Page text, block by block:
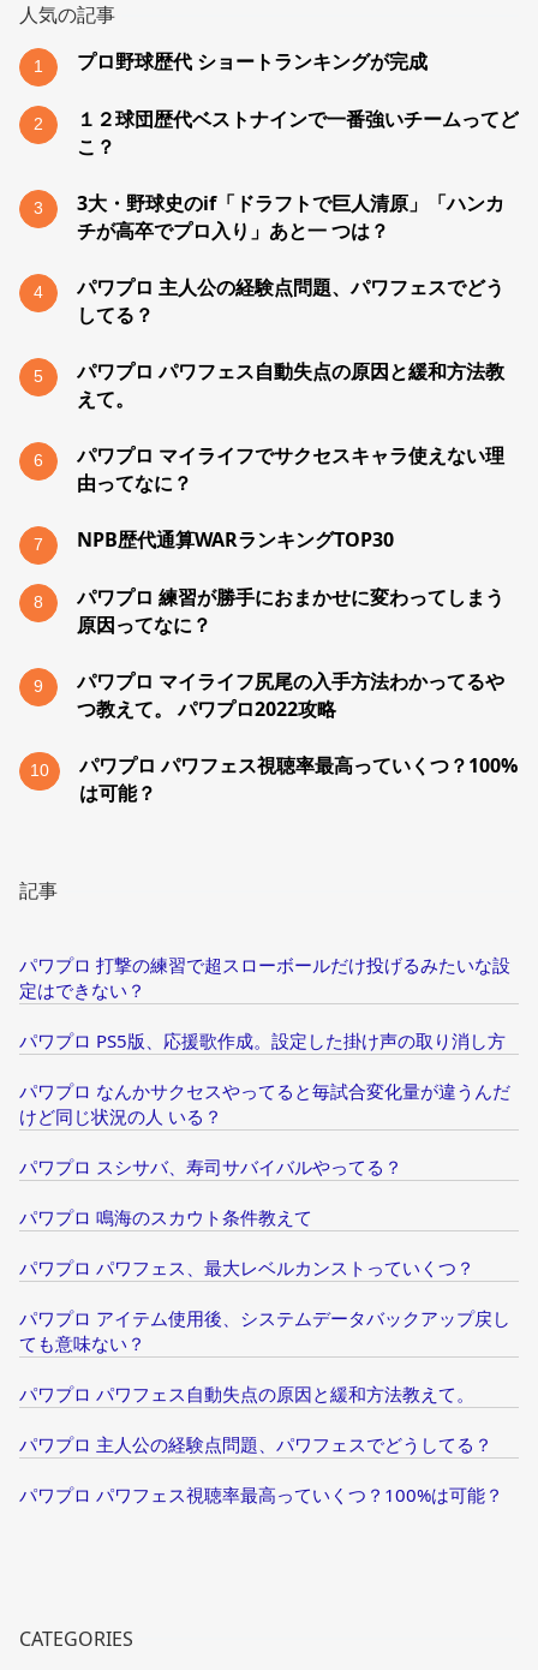
人気の記事
1 プロ野球歴代 ショートランキングが完成
2
１２球団歴代ベストナインで一番強いチームってど
こ？
3
3大・野球史のif「ドラフトで巨人清原」「ハンカ
チが高卒でプロ入り」あと一 つは？
4
パワプロ 主人公の経験点問題、パワフェスでどう
してる？
5
パワプロ パワフェス自動失点の原因と緩和方法教
えて。
6
パワプロ マイライフでサクセスキャラ使えない理
由ってなに？
7 NPB歴代通算WARランキングTOP30
8
パワプロ 練習が勝手におまかせに変わってしまう
原因ってなに？
9
パワプロ マイライフ尻尾の入手方法わかってるや
つ教えて。 パワプロ2022攻略
10
パワプロ パワフェス視聴率最高っていくつ？100%
は可能？
記事
パワプロ 打撃の練習で超スローボールだけ投げるみたいな設
定はできない？
パワプロ PS5版、応援歌作成。設定した掛け声の取り消し方
パワプロ なんかサクセスやってると毎試合変化量が違うんだ
けど同じ状況の人 いる？
パワプロ スシサバ、寿司サバイバルやってる？
パワプロ 鳴海のスカウト条件教えて
パワプロ パワフェス、最大レベルカンストっていくつ？
パワプロ アイテム使用後、システムデータバックアップ戻し
ても意味ない？
パワプロ パワフェス自動失点の原因と緩和方法教えて。
パワプロ 主人公の経験点問題、パワフェスでどうしてる？
パワプロ パワフェス視聴率最高っていくつ？100%は可能？
CATEGORIES